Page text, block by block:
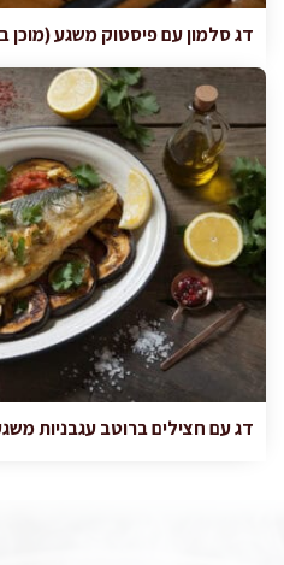
דג סלמון עם פיסטוק משגע (מוכן ב-25 דקות
דג עם חצילים ברוטב עגבניות